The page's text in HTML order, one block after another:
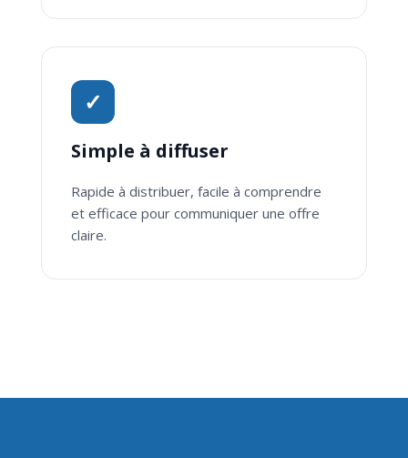
✓
Simple à diffuser
Rapide à distribuer, facile à comprendre
et efficace pour communiquer une offre
claire.